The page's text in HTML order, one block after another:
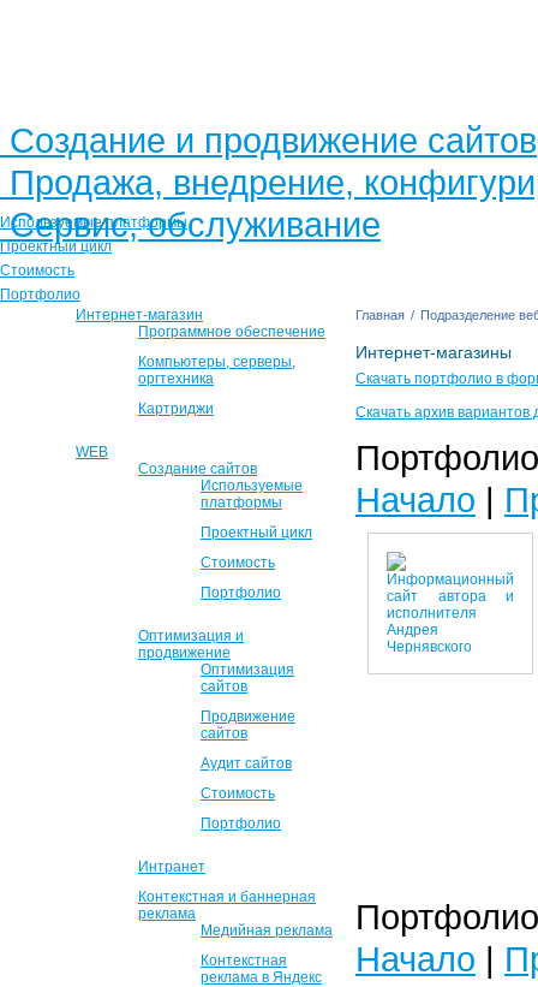
Создание и продвижение сайтов
Продажа, внедрение,
Сервис, обслуживание
Используемые платформы
Проектный цикл
Стоимость
Портфолио
Интернет-магазин
Программное обеспечение
Компьютеры, серверы,
оргтехника
Картриджи
WEB
Создание сайтов
Используемые
платформы
Проектный цикл
Стоимость
Портфолио
Оптимизация и
продвижение
Оптимизация
сайтов
Продвижение
сайтов
Аудит сайтов
Стоимость
Портфолио
Интранет
Контекстная и баннерная
реклама
Медийная реклама
Контекстная
реклама в Яндекс
Главная / Подразделение
Интернет-магазины
Скачать портфолио в
Скачать архив вариантов
Начало |
Начало |